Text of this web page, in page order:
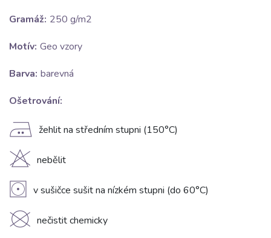
Gramáž: 250 g/m2
Motív: Geo vzory
Barva: barevná
Ošetrování:
E žehlit na středním stupni (150°C)
H nebělit
V v sušičce sušit na nízkém stupni (do 60°C)
K nečistit chemicky